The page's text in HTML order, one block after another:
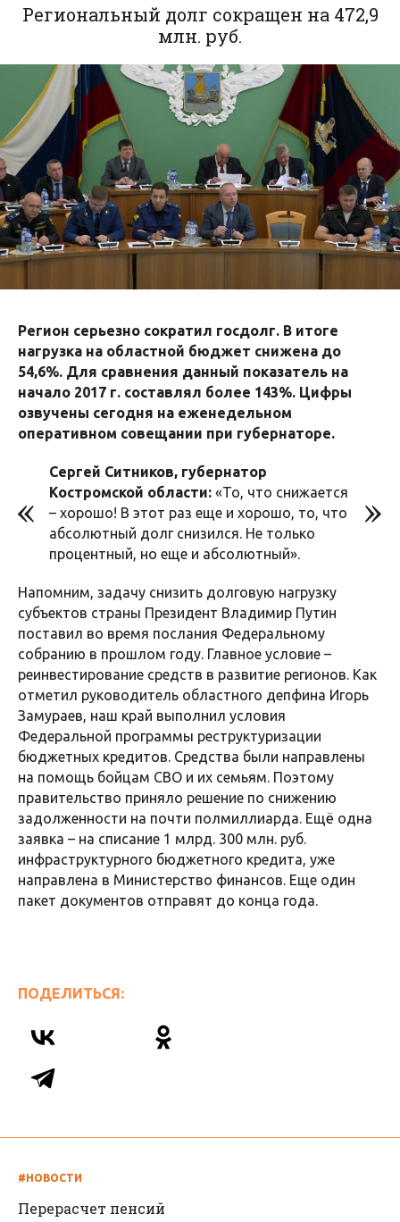
Региональный долг сокращен на 472,9
млн. руб.
Регион серьезно сократил госдолг. В итоге
нагрузка на областной бюджет снижена до
54,6%. Для сравнения данный показатель на
начало 2017 г. составлял более 143%. Цифры
озвучены сегодня на еженедельном
оперативном совещании при губернаторе.
Сергей Ситников, губернатор
Костромской области: «То, что снижается
– хорошо! В этот раз еще и хорошо, то, что
абсолютный долг снизился. Не только
процентный, но еще и абсолютный».
Напомним, задачу снизить долговую нагрузку
субъектов страны Президент Владимир Путин
поставил во время послания Федеральному
собранию в прошлом году. Главное условие –
реинвестирование средств в развитие регионов. Как
отметил руководитель областного депфина Игорь
Замураев, наш край выполнил условия
Федеральной программы реструктуризации
бюджетных кредитов. Средства были направлены
на помощь бойцам СВО и их семьям. Поэтому
правительство приняло решение по снижению
задолженности на почти полмиллиарда. Ещё одна
заявка – на списание 1 млрд. 300 млн. руб.
инфраструктурного бюджетного кредита, уже
направлена в Министерство финансов. Еще один
пакет документов отправят до конца года.
ПОДЕЛИТЬСЯ:
#НОВОСТИ
Перерасчет пенсий